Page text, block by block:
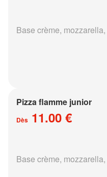
Base crème,
Pizza flamme junior
Dès 11.00 €
Base crème,